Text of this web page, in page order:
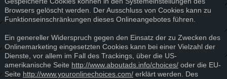
Browsers gelöscht werden. Der Ausschluss von Cookies kann zu
Funktionseinschränkungen dieses Onlineangebotes führen.
Ein genereller Widerspruch gegen den Einsatz der zu Zwecken des
Onlinemarketing eingesetzten Cookies kann bei einer Vielzahl der
Dienste, vor allem im Fall des Trackings, über die US-
amerikanische Seite http://www.aboutads.info/choices/oder die EU-
Seite http://www.youronlinechoices.com/erklärt werden. Des